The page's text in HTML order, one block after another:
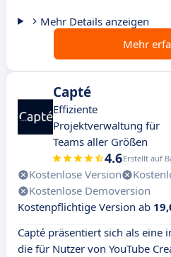
Mehr Details anzeigen
Mehr
Capté
Effiziente
Projektverwaltung für
Teams aller Größen
4.6Erstellt auf
Kostenlose Version
Kostenlose Demoversion
Kostenpflichtige Version ab
Capté präsentiert sich als eine
die für Nutzer von YouTube